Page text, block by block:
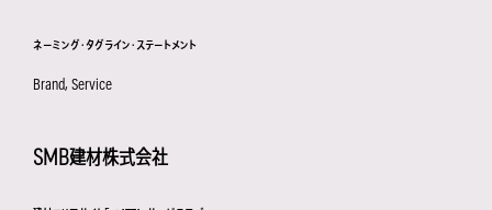
ネーミング・タグライン・ステートメント
Brand, Service
SMB建材株式会社